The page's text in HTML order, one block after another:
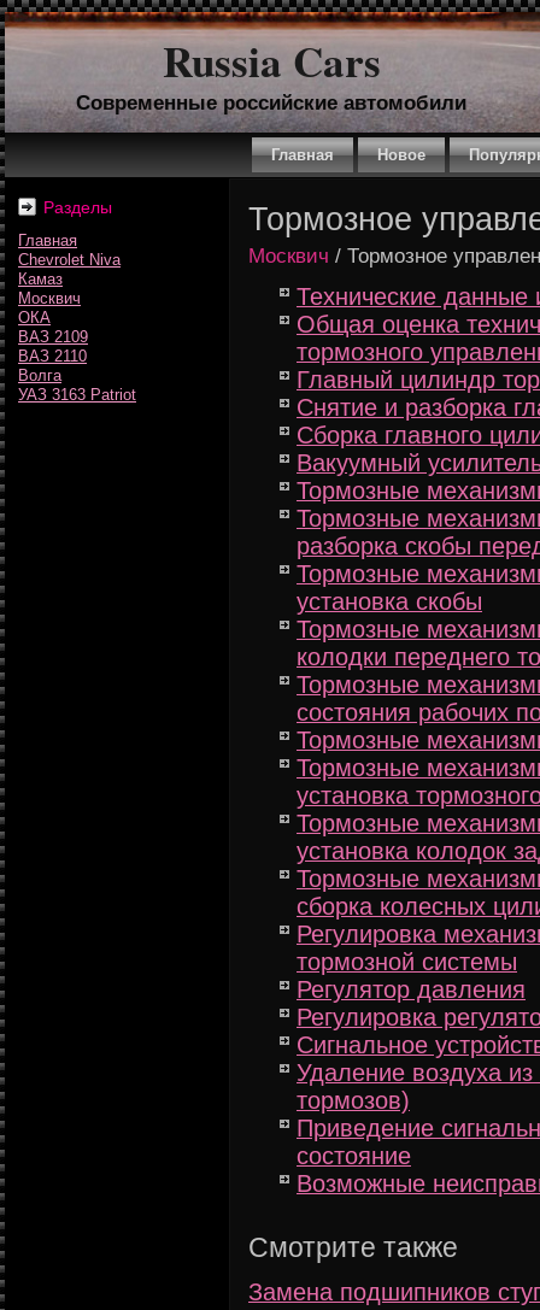
Russia Cars
Современные российские автомобили
Главная Новое
Разделы
Главная
Chevrolet Niva
Камаз
Москвич
ОКА
ВАЗ 2109
ВАЗ 2110
Волга
УАЗ 3163 Patriot
Тормозное
Москвич / Тормозное
Технические данные
Общая оценка
тормозного
Главный цилиндр
Снятие и разборка
Сборка главного
Вакуумный
Тормозные
Тормозные
разборка скобы
Тормозные
установка скобы
Тормозные
колодки переднего
Тормозные
состояния рабочих
Тормозные
Тормозные
установка
Тормозные
установка колодок
Тормозные
сборка колесных
Регулировка
тормозной системы
Регулятор давления
Регулировка
Сигнальное
Удаление воздуха
тормозов)
Приведение
состояние
Возможные
Смотрите также
Замена подшипников